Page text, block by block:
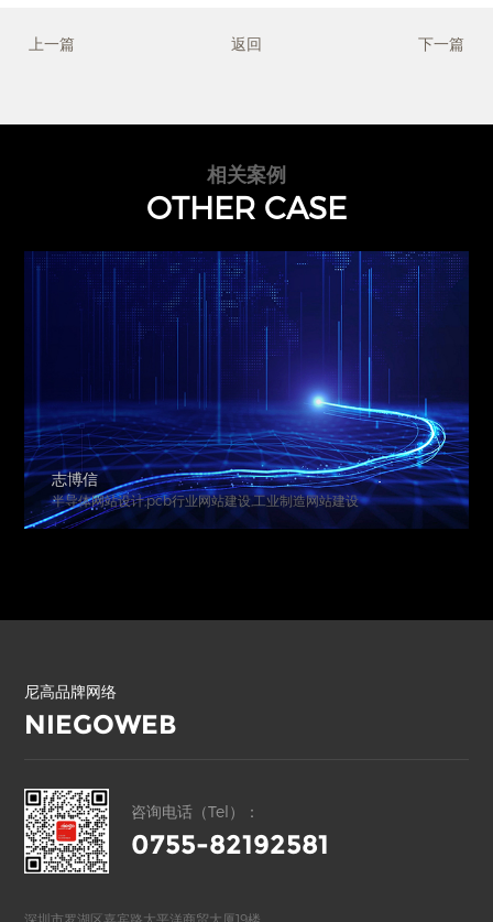
上一篇 下一篇
返回
相关案例
OTHER CASE
志博信
半导体网站设计,pcb行业网站建设,工业制造网站建设
尼高品牌网络
NIEGOWEB
咨询电话（Tel）：
0755-82192581
深圳市罗湖区嘉宾路太平洋商贸大厦19楼